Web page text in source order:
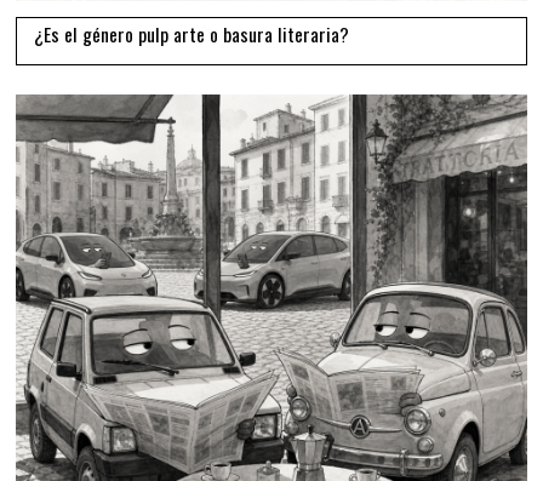
¿Es el género pulp arte o basura literaria?